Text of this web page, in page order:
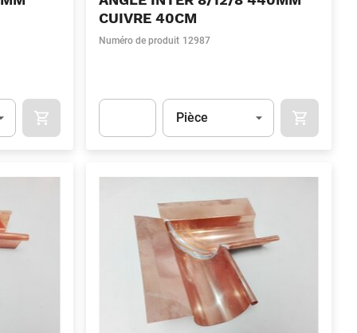
APOK.CATEGORY.PRODUCTS.CART.ADDTOCART
CUIVRE 40CM
Numéro de produit 12987
Unité
Pièce